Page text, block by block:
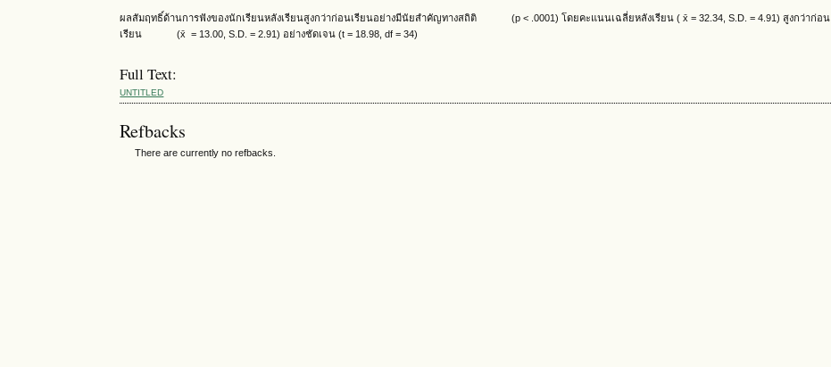
ผลสัมฤทธิ์ด้านการฟังของนักเรียนหลังเรียนสูงกว่าก่อนเรียนอย่างมีนัยสำคัญทางสถิติ (p < .0001) โดยคะแนนเฉลี่ยหลังเรียน ( x̄ = 32.34, S.D. = 4.91) สูงกว่าก่อน
เรียน (x̄ = 13.00, S.D. = 2.91) อย่างชัดเจน (t = 18.98, df = 34)
Full Text:
UNTITLED
Refbacks
There are currently no refbacks.